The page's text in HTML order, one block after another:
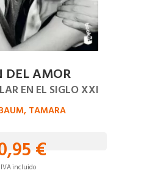
DEL AMOR
EN EL SIGLO XXI
TAMARA
€
IVA incluido